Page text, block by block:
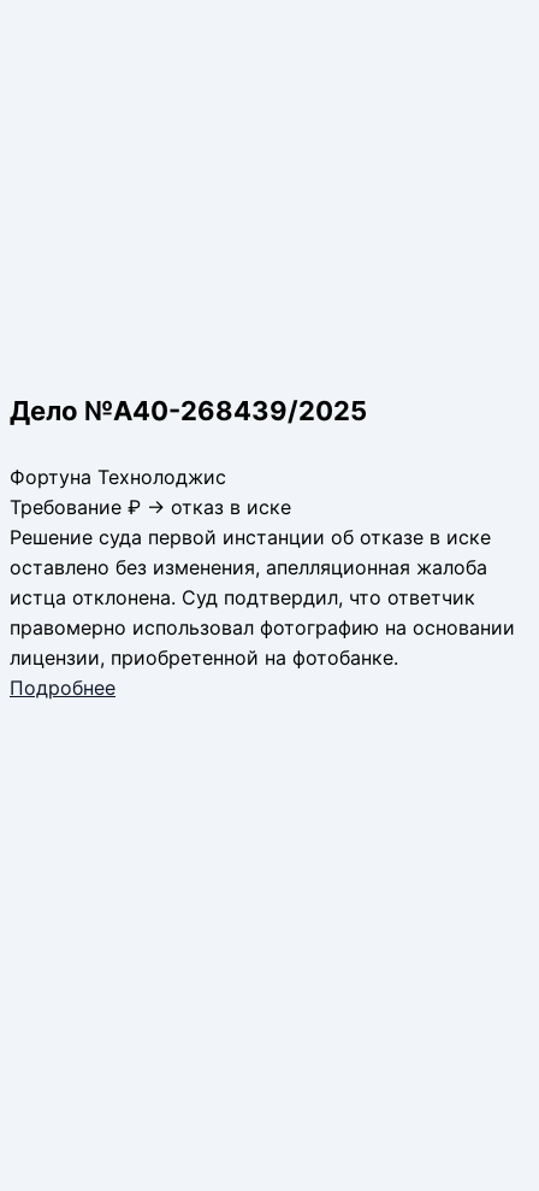
Дело №А40-268439/2025
Фортуна Технолоджис
Требование ₽ → отказ в иске
Решение суда первой инстанции об отказе в иске
оставлено без изменения, апелляционная жалоба
истца отклонена. Суд подтвердил, что ответчик
правомерно использовал фотографию на основании
лицензии, приобретенной на фотобанке.
Подробнее